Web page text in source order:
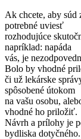
Ak chcete, aby
potrebné uviesť
rozhodujúce
napríklad: napáda
vás, je
Bolo by vhodné
či už lekárske
spôsobené útokom
na vašu osobu,
vhodné ho priložiť.
Návrh a prílohy je
bydliska dotyčného.